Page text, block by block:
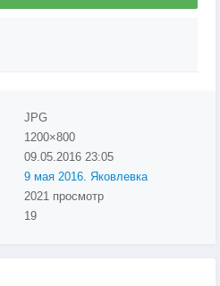
JPG
1200×800
09.05.2016 23:05
9 мая 2016. Яковлевка
2021 просмотр
19